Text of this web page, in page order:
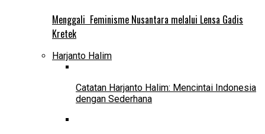
Menggali Feminisme Nusantara melalui Lensa Gadis
Kretek
Harjanto Halim
Catatan Harjanto Halim: Mencintai Indonesia
dengan Sederhana